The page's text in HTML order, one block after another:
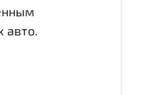
авто.